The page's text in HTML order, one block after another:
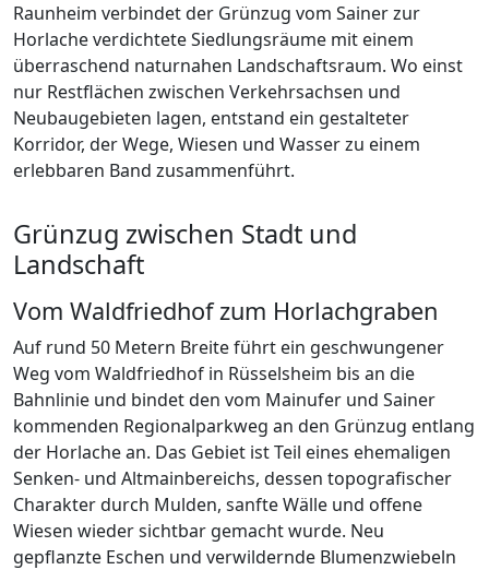
Raunheim verbindet der Grünzug vom Sainer zur
Horlache verdichtete Siedlungsräume mit einem
überraschend naturnahen Landschaftsraum. Wo einst
nur Restflächen zwischen Verkehrsachsen und
Neubaugebieten lagen, entstand ein gestalteter
Korridor, der Wege, Wiesen und Wasser zu einem
erlebbaren Band zusammenführt.
Grünzug zwischen Stadt und
Landschaft
Vom Waldfriedhof zum Horlachgraben
Auf rund 50 Metern Breite führt ein geschwungener
Weg vom Waldfriedhof in Rüsselsheim bis an die
Bahnlinie und bindet den vom Mainufer und Sainer
kommenden Regionalparkweg an den Grünzug entlang
der Horlache an. Das Gebiet ist Teil eines ehemaligen
Senken- und Altmainbereichs, dessen topografischer
Charakter durch Mulden, sanfte Wälle und offene
Wiesen wieder sichtbar gemacht wurde. Neu
gepflanzte Eschen und verwildernde Blumenzwiebeln